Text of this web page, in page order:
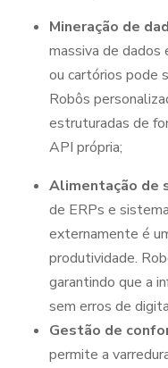
Mineração de
massiva de dados
ou cartórios pode
Robôs
estruturadas de
API própria;
Alimentação de
de ERPs e
externamente é
produtividade.
garantindo que a
sem erros de
Gestão de
permite a